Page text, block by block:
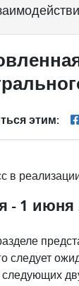
этим:
в
- 1 июня
следует
следующих